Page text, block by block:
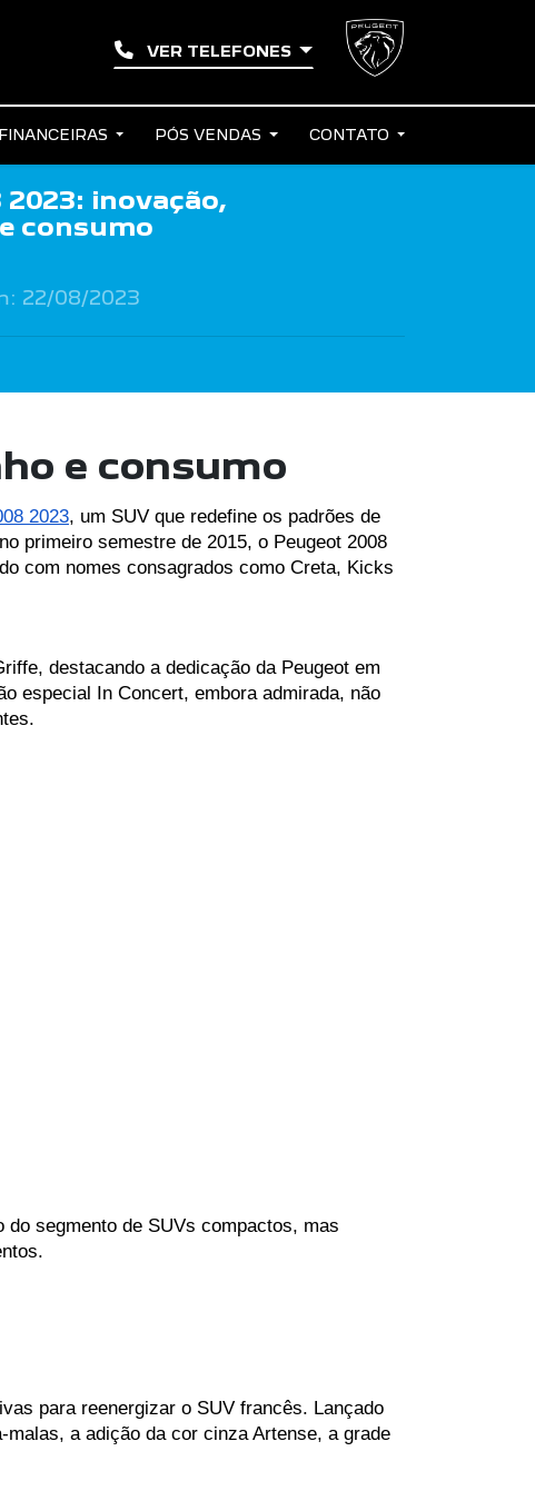
VER TELEFONES
PÓS VENDAS CONTATO
2023: inovação,
consumo
22/08/2023
e consumo
2023, um SUV que redefine os padrões de
primeiro semestre de 2015, o Peugeot 2008
com nomes consagrados como Creta, Kicks
destacando a dedicação da Peugeot em
especial In Concert, embora admirada, não
segmento de SUVs compactos, mas
para reenergizar o SUV francês. Lançado
a adição da cor cinza Artense, a grade